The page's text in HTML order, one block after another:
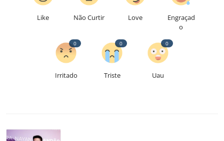
Like Não Curtir Love
Engraçad
o
Irritado
0
Triste
0
Uau
0